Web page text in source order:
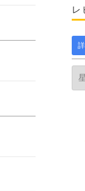
レ